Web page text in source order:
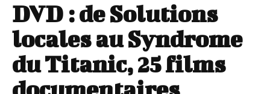
DVD : de Solutions
locales au Syndrome
du Titanic, 25 films